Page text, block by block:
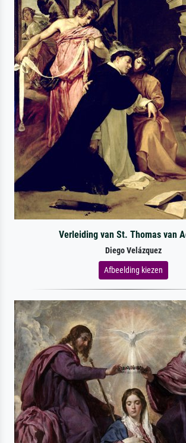
Verleiding van St. Thomas van
Diego Velázquez
Afbeelding kiezen